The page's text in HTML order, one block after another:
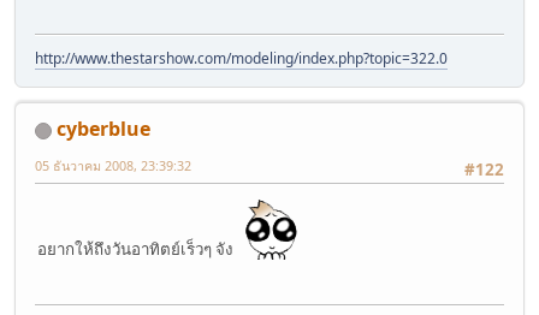
http://www.thestarshow.com/modeling/index.php?topic=322.0
cyberblue
#122
05 ธันวาคม 2008, 23:39:32
อยากให้ถึงวันอาทิตย์เร็วๆ จัง